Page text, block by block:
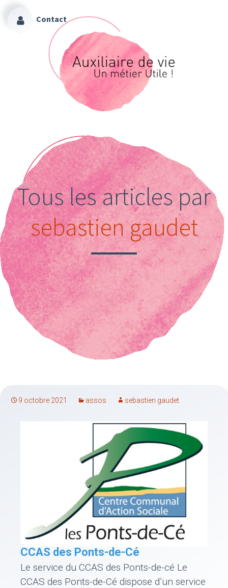
Contact
Tous les articles par
sebastien gaudet
9 octobre 2021 assos sebastien gaudet
CCAS des Ponts-de-Cé
Le service du CCAS des Ponts-de-cé Le
CCAS des Ponts-de-Cé dispose d’un service